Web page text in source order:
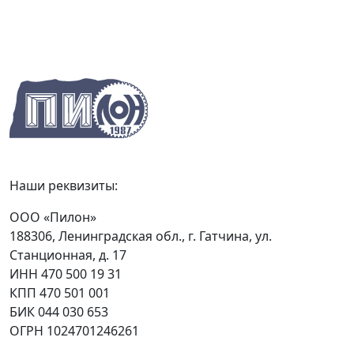
Наши реквизиты:
ООО «Пилон»
188306, Ленинградская обл., г. Гатчина, ул.
Станционная, д. 17
ИНН 470 500 19 31
КПП 470 501 001
БИК 044 030 653
ОГРН 1024701246261